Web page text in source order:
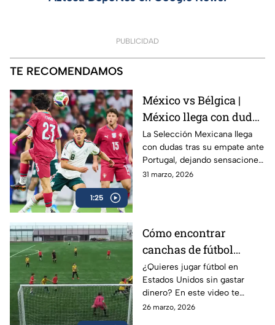
PUBLICIDAD
TE RECOMENDAMOS
1:25
México vs Bélgica |
México llega con dudas
vs una Belgica confiada
⚽
La Selección Mexicana llega
con dudas tras su empate ante
Portugal, dejando sensaciones
encontradas. Por su parte,
31 marzo, 2026
Cómo encontrar
canchas de fútbol
gratis cerca de ti en
EUA
¿Quieres jugar fútbol en
Estados Unidos sin gastar
dinero? En este video te
enseñamos cómo encontrar
26 marzo, 2026